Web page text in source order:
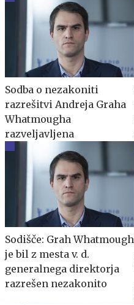
Sodba o nezakoniti
razrešitvi Andreja Graha
Whatmougha
razveljavljena
Sodišče: Grah Whatmough
je bil z mesta v. d.
generalnega direktorja
razrešen nezakonito